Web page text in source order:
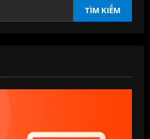
TÌM KIẾM